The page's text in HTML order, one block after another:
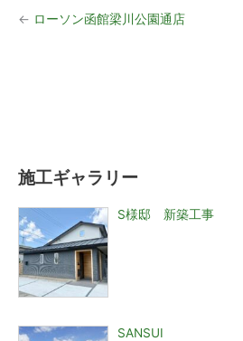
← ローソン函館梁川公園通店
施工ギャラリー
S様邸 新築工事
SANSUI